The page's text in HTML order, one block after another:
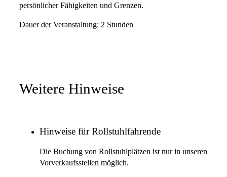
persönlicher Fähigkeiten und Grenzen.
Dauer der Veranstaltung: 2 Stunden
Weitere Hinweise
Hinweise für Rollstuhlfahrende
Die Buchung von Rollstuhlplätzen ist nur in unseren
Vorverkaufsstellen möglich.